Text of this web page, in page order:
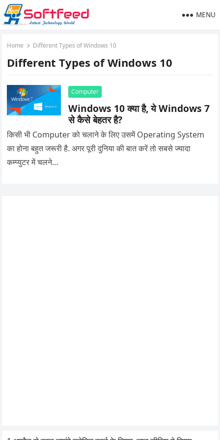
MENU
Home Different Types of Windows 10
Different Types of Windows 10
Computer
Windows 10 क्या है, ये Windows 7
से कैसे बेहतर है?
किसी भी Computer को चलाने के लिए उसमें Operating System
का होना बहुत जरूरी है. अगर पूरी दुनिया की बात करें तो सबसे ज्यादा
कम्प्युटर में चलने…